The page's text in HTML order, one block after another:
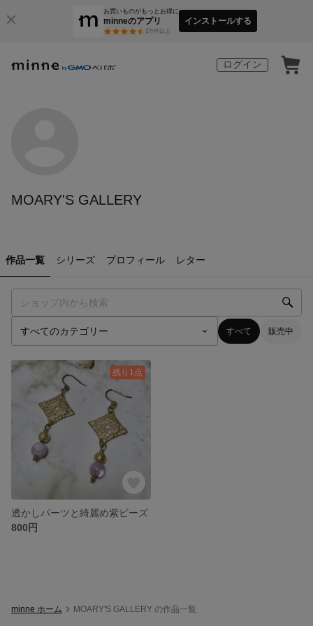
お買いものがもっとお得に
minneのアプリ
3万件以上
インストールする
ログイン
MOARY'S GALLERY
作品一覧 シリーズ プロフィール レター
すべて 販売中
残り1点
透かしパーツと綺麗め紫ビーズ
800円
minne ホーム MOARY'S GALLERY の作品一覧